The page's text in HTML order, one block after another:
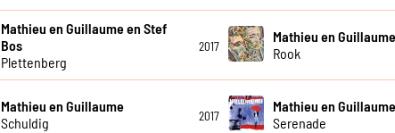
Mathieu en Guillaume en Stef
Bos
Plettenberg
2017
Mathieu en Guillaume
Rook
Mathieu en Guillaume
Schuldig
2017
Mathieu en Guillaume
Serenade